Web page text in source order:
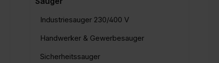
Industriesauger 230/400 V
Handwerker & Gewerbesauger
Sicherheitssauger